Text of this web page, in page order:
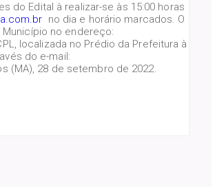
do Edital à realizar-se às 15:00 horas
no dia e horário marcados. O
no endereço:
localizada no Prédio da Prefeitura à
do e-mail:
(MA), 28 de setembro de 2022.